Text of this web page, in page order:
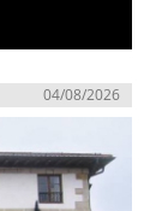
04/08/2026